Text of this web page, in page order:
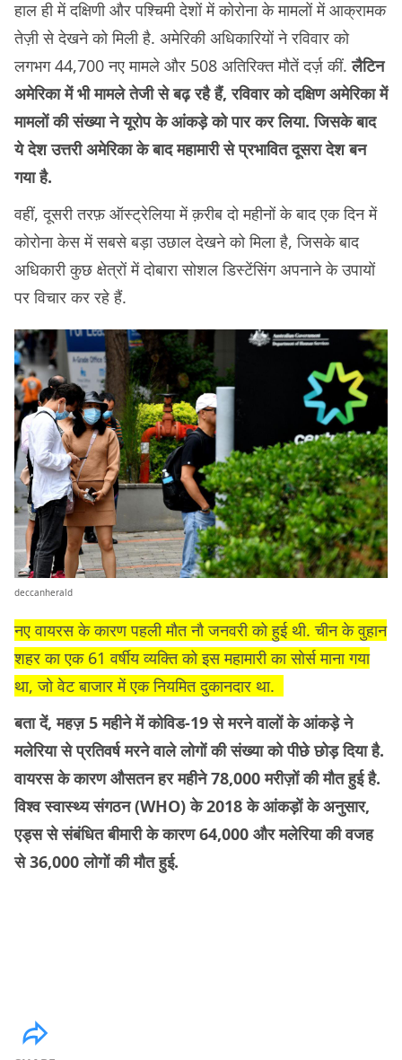
हाल ही में दक्षिणी और पश्चिमी देशों में कोरोना के मामलों में आक्रामक
तेज़ी से देखने को मिली है. अमेरिकी अधिकारियों ने रविवार को
लगभग 44,700 नए मामले और 508 अतिरिक्त मौतें दर्ज़ कीं.लैटिन
अमेरिका में भी मामले तेजी से बढ़ रहै हैं, रविवार को दक्षिण अमेरिका में
मामलों की संख्या ने यूरोप के आंकड़े को पार कर लिया. जिसके बाद
ये देश उत्तरी अमेरिका के बाद महामारी से प्रभावित दूसरा देश बन
गया है.
वहीं, दूसरी तरफ़ ऑस्ट्रेलिया में क़रीब दो महीनों के बाद एक दिन में
कोरोना केस में सबसे बड़ा उछाल देखने को मिला है, जिसके बाद
अधिकारी कुछ क्षेत्रों में दोबारा सोशल डिस्टेंसिंग अपनाने के उपायों
पर विचार कर रहे हैं.
deccanherald
नए वायरस के कारण पहली मौत नौ जनवरी को हुई थी. चीन के वुहान
शहर का एक 61 वर्षीय व्यक्ति को इस महामारी का सोर्स माना गया
था, जो वेट बाजार में एक नियमित दुकानदार था.
बता दें, महज़ 5 महीने में कोविड-19 से मरने वालों के आंकड़े ने
मलेरिया से प्रतिवर्ष मरने वाले लोगों की संख्या को पीछे छोड़ दिया है.
वायरस के कारण औसतन हर महीने 78,000 मरीज़ों की मौत हुई है.
विश्व स्वास्थ्य संगठन (WHO) के 2018 के आंकड़ों के अनुसार,
एड्स से संबंधित बीमारी के कारण 64,000 और मलेरिया की वजह
से 36,000 लोगों की मौत हुई.